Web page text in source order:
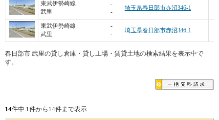
東武伊勢崎線
武里
-
-
埼玉県春日部市赤沼346-1
東武伊勢崎線
武里
-
-
埼玉県春日部市赤沼346-1
春日部市 武里の貸し倉庫・貸し工場・賃貸土地の検索結果を表示中で
す。
14件中 1件から14件まで表示